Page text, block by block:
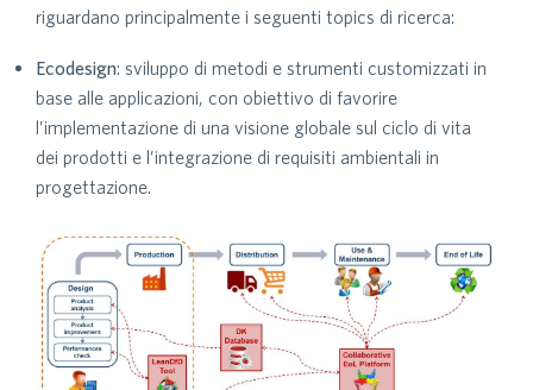
riguardano principalmente i seguenti topics di ricerca:
Ecodesign: sviluppo di metodi e strumenti customizzati in
base alle applicazioni, con obiettivo di favorire
l’implementazione di una visione globale sul ciclo di vita
dei prodotti e l’integrazione di requisiti ambientali in
progettazione.